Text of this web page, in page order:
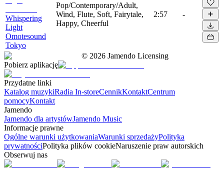
Whispering
Light
Omotesound
Tokyo
Pop/Contemporary/Adult,
Wind, Flute, Soft, Fairytale,
Happy, Cheerful
2:57 -
© 2026 Jamendo Licensing
Pobierz aplikację
Przydatne linki
Katalog muzykiRadia In-storeCennikKontaktCentrum
pomocyKontakt
Jamendo
Jamendo dla artystówJamendo Music
Informacje prawne
Ogólne warunki użytkowaniaWarunki sprzedażyPolityka
prywatnościPolityka plików cookieNaruszenie praw autorskich
Obserwuj nas